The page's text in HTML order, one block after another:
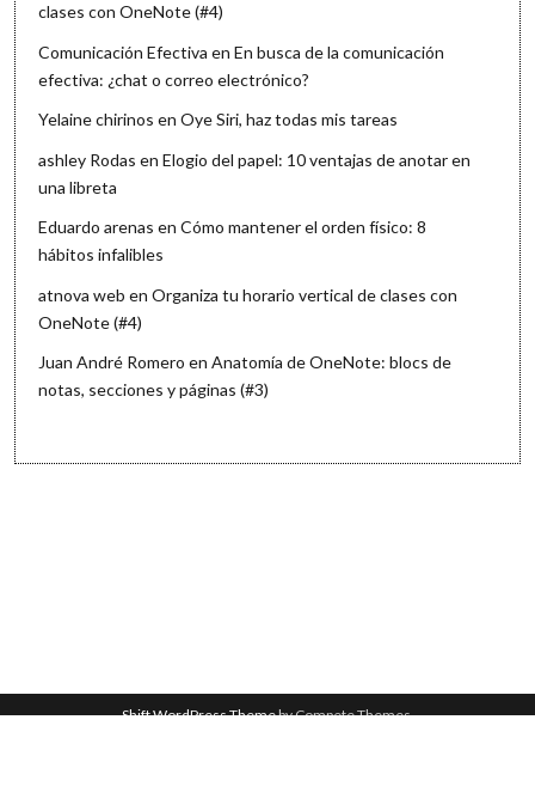
clases con OneNote (#4)
Comunicación Efectiva enEn busca de la comunicación
efectiva: ¿chat o correo electrónico?
Yelaine chirinos enOye Siri, haz todas mis tareas
ashley Rodas enElogio del papel: 10 ventajas de anotar en
una libreta
Eduardo arenas enCómo mantener el orden físico: 8
hábitos infalibles
atnova web enOrganiza tu horario vertical de clases con
OneNote (#4)
Juan André Romero enAnatomía de OneNote: blocs de
notas, secciones y páginas (#3)
Shift WordPress Themeby Compete Themes.